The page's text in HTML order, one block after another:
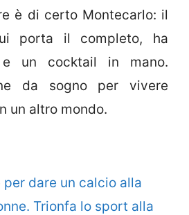
è di certo Montecarlo: il
porta il completo, ha
un cocktail in mano.
da sogno per vivere
un altro mondo.
dare un calcio alla
Trionfa lo sport alla